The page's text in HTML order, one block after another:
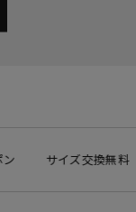
サイズ交換無料